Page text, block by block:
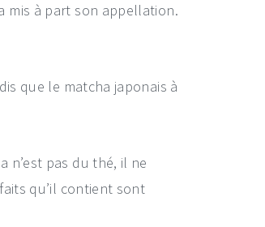
mis à part son appellation.
que le matcha japonais à
n’est pas du thé, il ne
qu’il contient sont